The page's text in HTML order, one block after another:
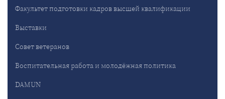
Факультет подготовки кадров высшей квалификации
Выставки
Совет ветеранов
Воспитательная работа и молодёжная политика
DAMUN